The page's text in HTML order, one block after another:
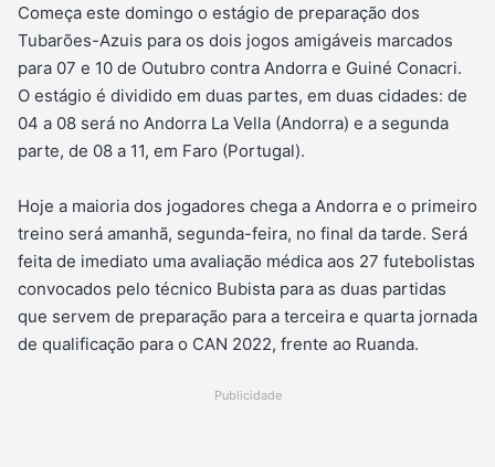
Começa este domingo o estágio de preparação dos
Tubarões-Azuis para os dois jogos amigáveis marcados
para 07 e 10 de Outubro contra Andorra e Guiné Conacri.
O estágio é dividido em duas partes, em duas cidades: de
04 a 08 será no Andorra La Vella (Andorra) e a segunda
parte, de 08 a 11, em Faro (Portugal).
Hoje a maioria dos jogadores chega a Andorra e o primeiro
treino será amanhã, segunda-feira, no final da tarde. Será
feita de imediato uma avaliação médica aos 27 futebolistas
convocados pelo técnico Bubista para as duas partidas
que servem de preparação para a terceira e quarta jornada
de qualificação para o CAN 2022, frente ao Ruanda.
Publicidade